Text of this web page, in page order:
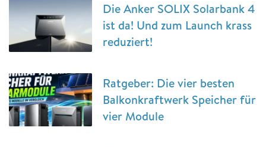
Die Anker SOLIX Solarbank 4
ist da! Und zum Launch krass
reduziert!
Ratgeber: Die vier besten
Balkonkraftwerk Speicher für
vier Module